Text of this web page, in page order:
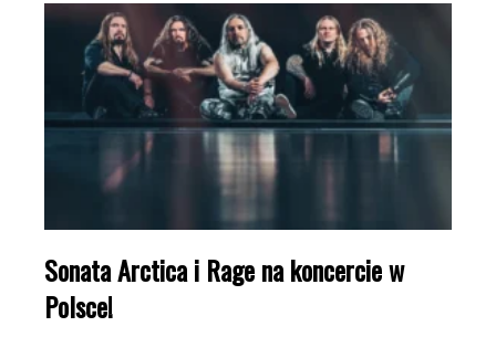
Sonata Arctica i Rage na koncercie w
Polsce!